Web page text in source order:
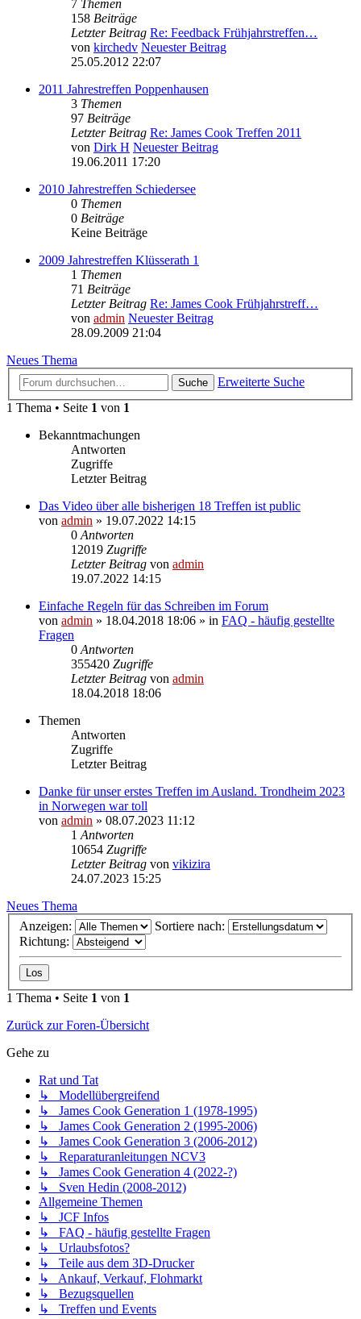
7 Themen
158 Beiträge
Letzter Beitrag Re: Feedback Frühjahrstreffen…
von kirchedv Neuester Beitrag
25.05.2012 22:07
2011 Jahrestreffen Poppenhausen
3 Themen
97 Beiträge
Letzter Beitrag Re: James Cook Treffen 2011
von Dirk H Neuester Beitrag
19.06.2011 17:20
2010 Jahrestreffen Schiedersee
0 Themen
0 Beiträge
Keine Beiträge
2009 Jahrestreffen Klüsserath 1
1 Themen
71 Beiträge
Letzter Beitrag Re: James Cook Frühjahrstreff…
von admin Neuester Beitrag
28.09.2009 21:04
Neues Thema
Suche
Erweiterte Suche
1 Thema • Seite 1 von 1
Bekanntmachungen
Antworten
Zugriffe
Letzter Beitrag
Das Video über alle bisherigen 18 Treffen ist public
von admin » 19.07.2022 14:15
0 Antworten
12019 Zugriffe
Letzter Beitrag von admin
19.07.2022 14:15
Einfache Regeln für das Schreiben im Forum
von admin » 18.04.2018 18:06 » in FAQ - häufig gestellte
Fragen
0 Antworten
355420 Zugriffe
Letzter Beitrag von admin
18.04.2018 18:06
Themen
Antworten
Zugriffe
Letzter Beitrag
Danke für unser erstes Treffen im Ausland. Trondheim 2023
in Norwegen war toll
von admin » 08.07.2023 11:12
1 Antworten
10654 Zugriffe
Letzter Beitrag von vikizira
24.07.2023 15:25
Neues Thema
Anzeigen:
Sortiere nach:
Richtung:
1 Thema • Seite 1 von 1
Zurück zur Foren-Übersicht
Gehe zu
Rat und Tat
↳ Modellübergreifend
↳ James Cook Generation 1 (1978-1995)
↳ James Cook Generation 2 (1995-2006)
↳ James Cook Generation 3 (2006-2012)
↳ Reparaturanleitungen NCV3
↳ James Cook Generation 4 (2022-?)
↳ Sven Hedin (2008-2012)
Allgemeine Themen
↳ JCF Infos
↳ FAQ - häufig gestellte Fragen
↳ Urlaubsfotos?
↳ Teile aus dem 3D-Drucker
↳ Ankauf, Verkauf, Flohmarkt
↳ Bezugsquellen
↳ Treffen und Events